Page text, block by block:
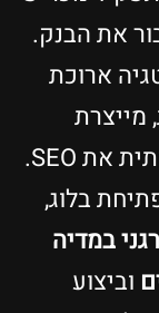
את הבנק.
ארוכת
מייצרת
לידים חסכוניים ומשפרת משמעותית את SEO.
בלוג,
במדיה
וביצוע